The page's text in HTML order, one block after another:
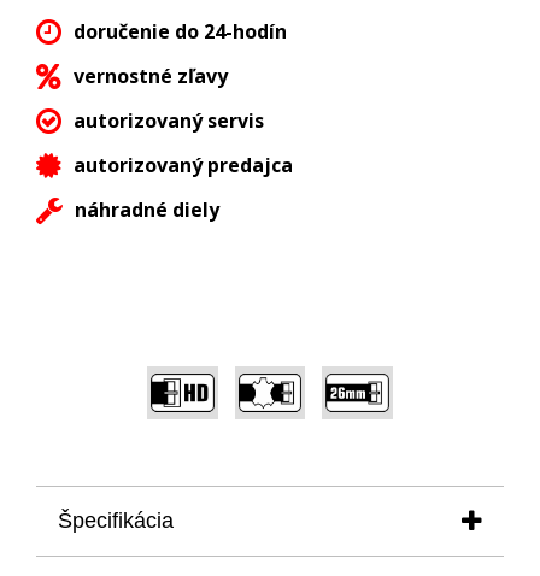
doručenie do 24-hodín
vernostné zľavy
autorizovaný servis
autorizovaný predajca
náhradné diely
Špecifikácia